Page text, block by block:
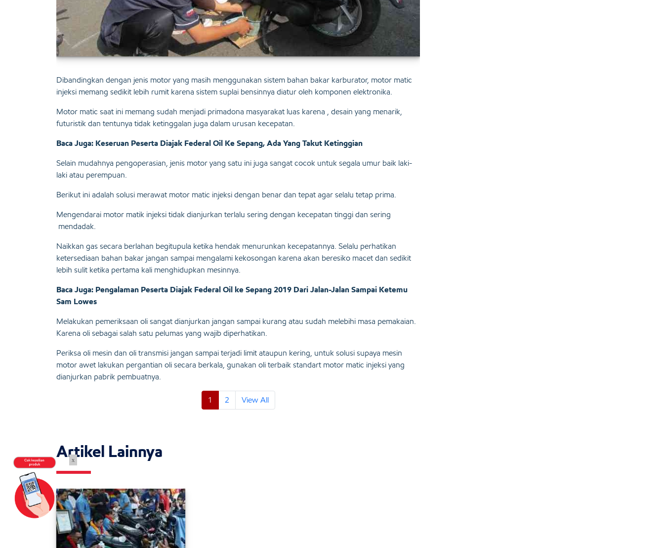
Dibandingkan dengan jenis motor yang masih menggunakan sistem bahan bakar karburator, motor matic
injeksi memang sedikit lebih rumit karena sistem suplai bensinnya diatur oleh komponen elektronika.
Motor matic saat ini memang sudah menjadi primadona masyarakat luas karena , desain yang menarik,
futuristik dan tentunya tidak ketinggalan juga dalam urusan kecepatan.
Baca Juga: Keseruan Peserta Diajak Federal Oil Ke Sepang, Ada Yang Takut Ketinggian
Selain mudahnya pengoperasian, jenis motor yang satu ini juga sangat cocok untuk segala umur baik laki-
laki atau perempuan.
Berikut ini adalah solusi merawat motor matic injeksi dengan benar dan tepat agar selalu tetap prima.
Mengendarai motor matik injeksi tidak dianjurkan terlalu sering dengan kecepatan tinggi dan sering
mendadak.
Naikkan gas secara berlahan begitupula ketika hendak menurunkan kecepatannya. Selalu perhatikan
ketersediaan bahan bakar jangan sampai mengalami kekosongan karena akan beresiko macet dan sedikit
lebih sulit ketika pertama kali menghidupkan mesinnya.
Baca Juga: Pengalaman Peserta Diajak Federal Oil ke Sepang 2019 Dari Jalan-Jalan Sampai Ketemu
Sam Lowes
Melakukan pemeriksaan oli sangat dianjurkan jangan sampai kurang atau sudah melebihi masa pemakaian.
Karena oli sebagai salah satu pelumas yang wajib diperhatikan.
Periksa oli mesin dan oli transmisi jangan sampai terjadi limit ataupun kering, untuk solusi supaya mesin
motor awet lakukan pergantian oli secara berkala, gunakan oli terbaik standart motor matic injeksi yang
dianjurkan pabrik pembuatnya.
1 2 View All
Artikel Lainnya
x